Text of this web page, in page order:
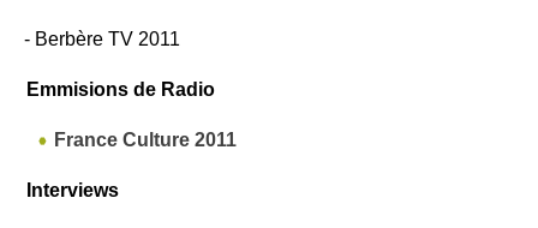
- Berbère TV 2011
Emmisions de Radio
France Culture 2011
Interviews